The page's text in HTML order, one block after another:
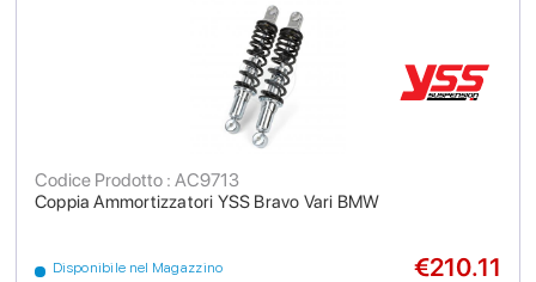
Coppia Ammortizzatori YSS Bravo Vari BMW
Codice Prodotto : AC9713
Disponibile nel Magazzino
€210.11